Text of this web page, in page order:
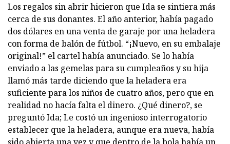
Los regalos sin abrir hicieron que Ida se sintiera más
cerca de sus donantes. El año anterior, había pagado
dos dólares en una venta de garaje por una heladera
con forma de balón de fútbol. “¡Nuevo, en su embalaje
original!” el cartel había anunciado. Se lo había
enviado a las gemelas para su cumpleaños y su hija
llamó más tarde diciendo que la heladera era
suficiente para los niños de cuatro años, pero que en
realidad no hacía falta el dinero. ¿Qué dinero?, se
preguntó Ida; Le costó un ingenioso interrogatorio
establecer que la heladera, aunque era nueva, había